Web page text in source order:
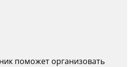
поможет организовать